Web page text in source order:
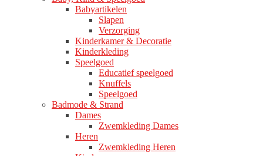
Babyartikelen
Slapen
Verzorging
Kinderkamer & Decoratie
Kinderkleding
Speelgoed
Educatief speelgoed
Knuffels
Speelgoed
Badmode & Strand
Dames
Zwemkleding Dames
Heren
Zwemkleding Heren